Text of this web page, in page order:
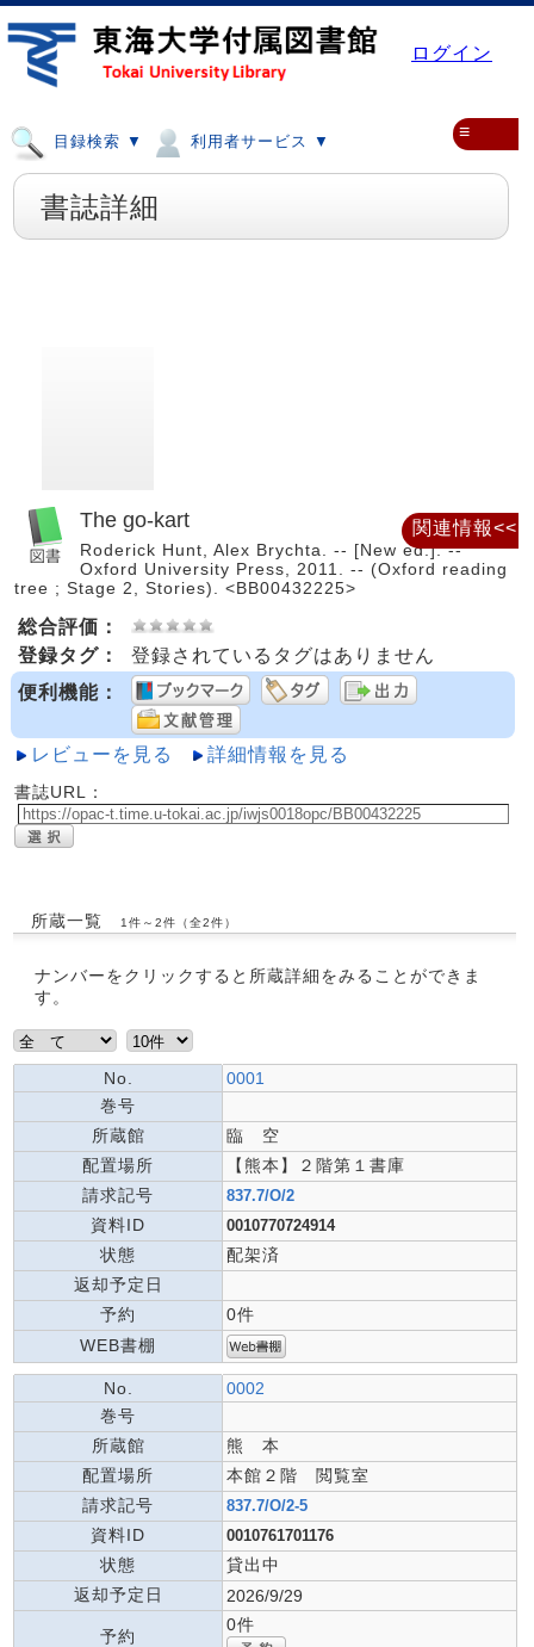
ログイン
目録検索 ▼ 利用者サービス ▼ ≡
書誌詳細
The go-kart
Roderick Hunt, Alex Brychta. -- [New ed.]. --
Oxford University Press, 2011. -- (Oxford reading
tree ; Stage 2, Stories). <BB00432225>
総合評価：
登録タグ：
登録されているタグはありません
便利機能：
レビューを見る 詳細情報を見る
書誌URL：
所蔵一覧 1件～2件（全2件）
ナンバーをクリックすると所蔵詳細をみることができま
す。
No.
0001
巻号
所蔵館
臨 空
配置場所
【熊本】２階第１書庫
請求記号
837.7/O/2
資料ID 0010770724914
状態
配架済
返却予定日
予約
0件
WEB書棚
No.
0002
巻号
所蔵館
熊 本
配置場所
本館２階 閲覧室
請求記号
837.7/O/2-5
資料ID 0010761701176
状態
貸出中
返却予定日
2026/9/29
予約
0件
関連情報<<